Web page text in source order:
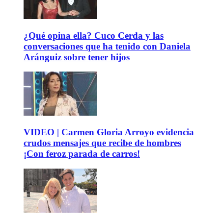
¿Qué opina ella? Cuco Cerda y las
conversaciones que ha tenido con Daniela
Aránguiz sobre tener hijos
VIDEO | Carmen Gloria Arroyo evidencia
crudos mensajes que recibe de hombres
¡Con feroz parada de carros!